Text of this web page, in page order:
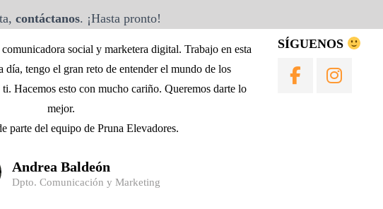
contáctanos. ¡Hasta pronto!
social y marketera digital. Trabajo en esta
día, tengo el gran reto de entender el mundo de los
ti. Hacemos esto con mucho cariño. Queremos darte lo
mejor.
parte del equipo de Pruna Elevadores.
Andrea Baldeón
Dpto. Comunicación y Marketing
SÍGUENOS